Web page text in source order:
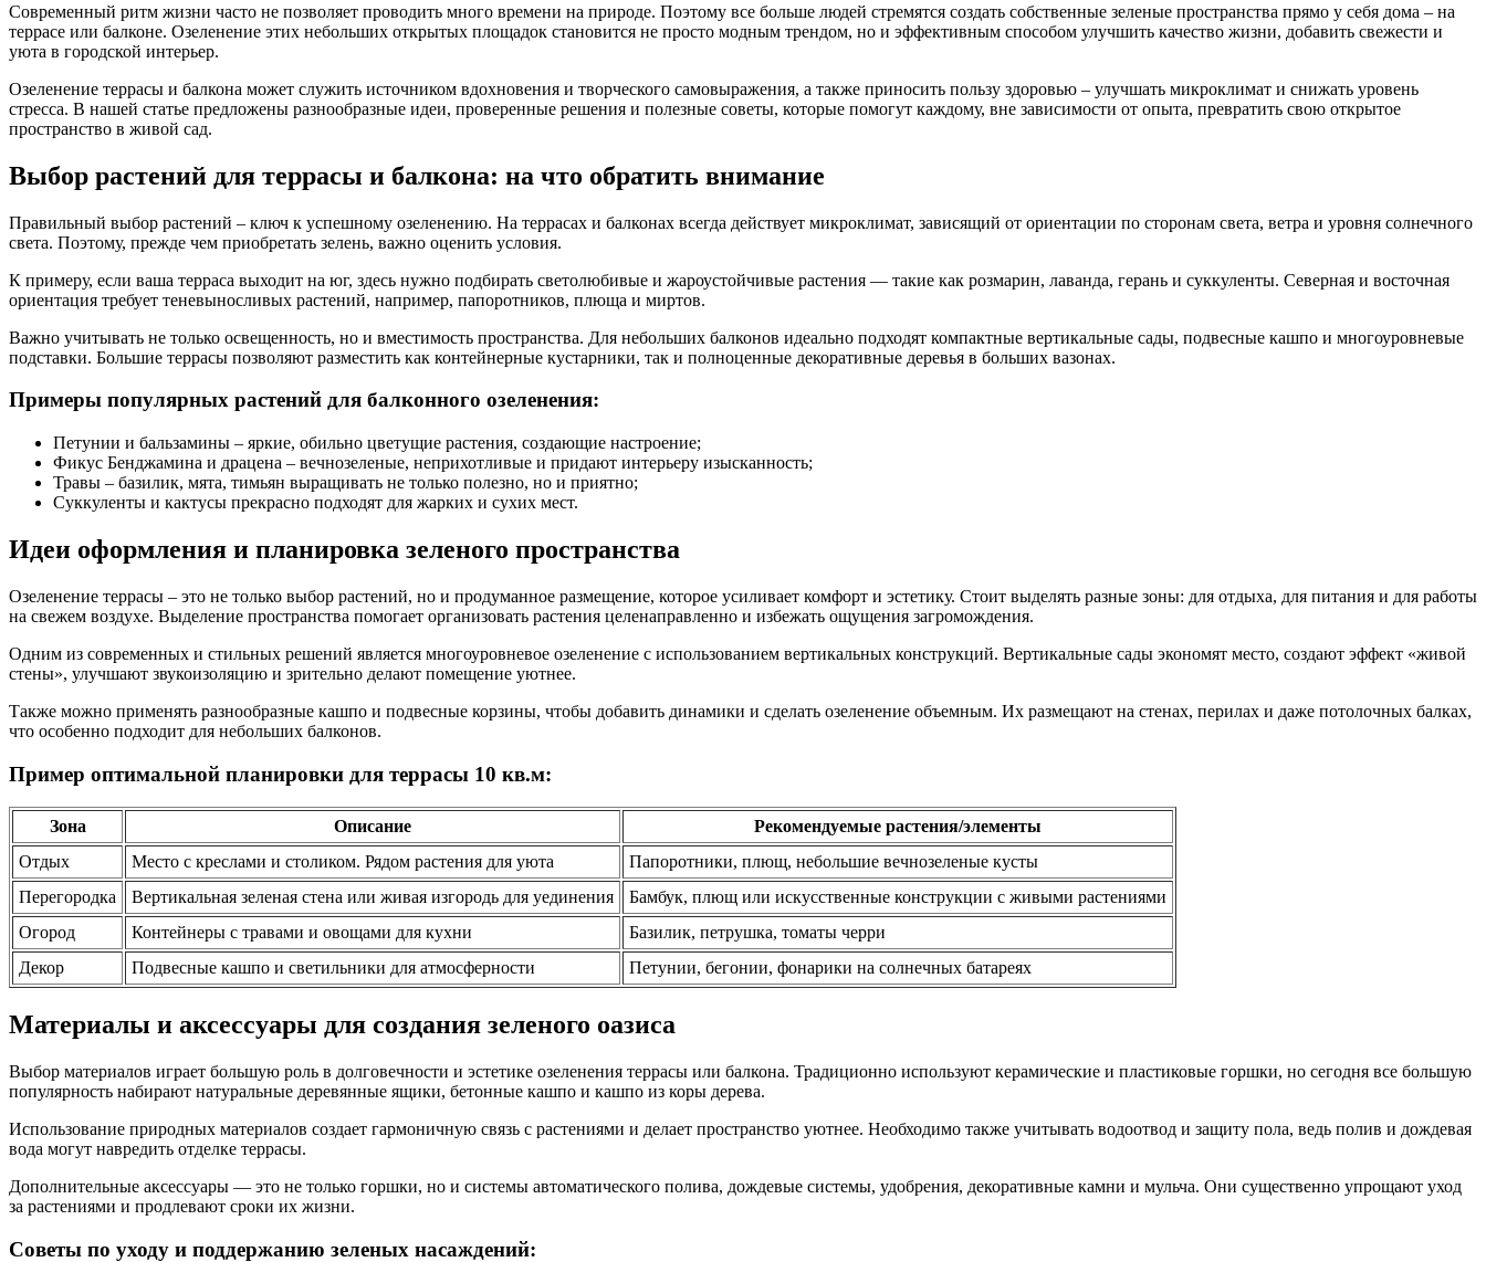
Современный ритм жизни часто не позволяет проводить много времени на природе. Поэтому все больше людей стремятся создать собственные зеленые пространства прямо у себя дома – на
террасе или балконе. Озеленение этих небольших открытых площадок становится не просто модным трендом, но и эффективным способом улучшить качество жизни, добавить свежести и
уюта в городской интерьер.
Озеленение террасы и балкона может служить источником вдохновения и творческого самовыражения, а также приносить пользу здоровью – улучшать микроклимат и снижать уровень
стресса. В нашей статье предложены разнообразные идеи, проверенные решения и полезные советы, которые помогут каждому, вне зависимости от опыта, превратить свою открытое
пространство в живой сад.
Выбор растений для террасы и балкона: на что обратить внимание
Правильный выбор растений – ключ к успешному озеленению. На террасах и балконах всегда действует микроклимат, зависящий от ориентации по сторонам света, ветра и уровня солнечного
света. Поэтому, прежде чем приобретать зелень, важно оценить условия.
К примеру, если ваша терраса выходит на юг, здесь нужно подбирать светолюбивые и жароустойчивые растения — такие как розмарин, лаванда, герань и суккуленты. Северная и восточная
ориентация требует теневыносливых растений, например, папоротников, плюща и миртов.
Важно учитывать не только освещенность, но и вместимость пространства. Для небольших балконов идеально подходят компактные вертикальные сады, подвесные кашпо и многоуровневые
подставки. Большие террасы позволяют разместить как контейнерные кустарники, так и полноценные декоративные деревья в больших вазонах.
Примеры популярных растений для балконного озеленения:
Петунии и бальзамины – яркие, обильно цветущие растения, создающие настроение;
Фикус Бенджамина и драцена – вечнозеленые, неприхотливые и придают интерьеру изысканность;
Травы – базилик, мята, тимьян выращивать не только полезно, но и приятно;
Суккуленты и кактусы прекрасно подходят для жарких и сухих мест.
Идеи оформления и планировка зеленого пространства
Озеленение террасы – это не только выбор растений, но и продуманное размещение, которое усиливает комфорт и эстетику. Стоит выделять разные зоны: для отдыха, для питания и для работы
на свежем воздухе. Выделение пространства помогает организовать растения целенаправленно и избежать ощущения загромождения.
Одним из современных и стильных решений является многоуровневое озеленение с использованием вертикальных конструкций. Вертикальные сады экономят место, создают эффект «живой
стены», улучшают звукоизоляцию и зрительно делают помещение уютнее.
Также можно применять разнообразные кашпо и подвесные корзины, чтобы добавить динамики и сделать озеленение объемным. Их размещают на стенах, перилах и даже потолочных балках,
что особенно подходит для небольших балконов.
Пример оптимальной планировки для террасы 10 кв.м:
Зона Описание
Рекомендуемые растения/элементы
Отдых
Место с креслами и столиком. Рядом растения для уюта
Папоротники, плющ, небольшие вечнозеленые кусты
Перегородка
Вертикальная зеленая стена или живая изгородь для уединения
Бамбук, плющ или искусственные конструкции с живыми растениями
Огород
Контейнеры с травами и овощами для кухни
Базилик, петрушка, томаты черри
Декор
Подвесные кашпо и светильники для атмосферности Петунии, бегонии, фонарики на солнечных батареях
Материалы и аксессуары для создания зеленого оазиса
Выбор материалов играет большую роль в долговечности и эстетике озеленения террасы или балкона. Традиционно используют керамические и пластиковые горшки, но сегодня все большую
популярность набирают натуральные деревянные ящики, бетонные кашпо и кашпо из коры дерева.
Использование природных материалов создает гармоничную связь с растениями и делает пространство уютнее. Необходимо также учитывать водоотвод и защиту пола, ведь полив и дождевая
вода могут навредить отделке террасы.
Дополнительные аксессуары — это не только горшки, но и системы автоматического полива, дождевые системы, удобрения, декоративные камни и мульча. Они существенно упрощают уход
за растениями и продлевают сроки их жизни.
Советы по уходу и поддержанию зеленых насаждений: